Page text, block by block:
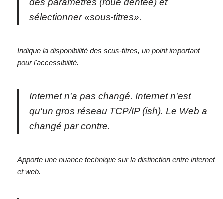
des paramètres (roue dentée) et
sélectionner «sous-titres».
Indique la disponibilité des sous-titres, un point important
pour l'accessibilité.
Internet n'a pas changé. Internet n'est
qu'un gros réseau TCP/IP (ish). Le Web a
changé par contre.
Apporte une nuance technique sur la distinction entre internet
et web.